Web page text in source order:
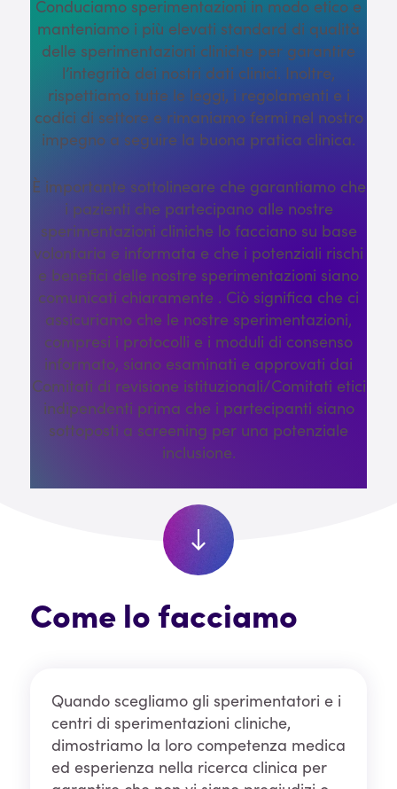
Conduciamo sperimentazioni in modo etico e
manteniamo i più elevati standard di qualità
delle sperimentazioni cliniche per garantire
l’integrità dei nostri dati clinici. Inoltre,
rispettiamo tutte le leggi, i regolamenti e i
codici di settore e rimaniamo fermi nel nostro
impegno a seguire la buona pratica clinica.
È importante sottolineare che garantiamo che
i pazienti che partecipano alle nostre
sperimentazioni cliniche lo facciano su base
volontaria e informata e che i potenziali rischi
e benefici delle nostre sperimentazioni siano
comunicati chiaramente . Ciò significa che ci
assicuriamo che le nostre sperimentazioni,
compresi i protocolli e i moduli di consenso
informato, siano esaminati e approvati dai
Comitati di revisione istituzionali/Comitati etici
indipendenti prima che i partecipanti siano
sottoposti a screening per una potenziale
inclusione.
Come lo facciamo
Quando scegliamo gli sperimentatori e i
centri di sperimentazioni cliniche,
dimostriamo la loro competenza medica
ed esperienza nella ricerca clinica per